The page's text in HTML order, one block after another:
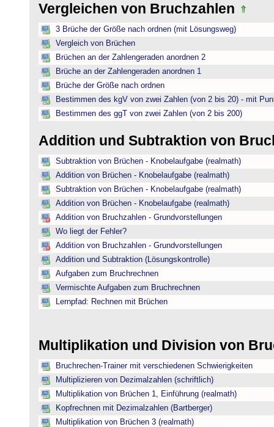
Vergleichen von Bruchzahlen
3 Brüche der Größe nach ordnen (mit Lösungsweg)
Vergleich von Brüchen
Brüchen an der Zahlengeraden anordnen 2
Brüche an der Zahlengeraden anordnen 1
Brüche der Größe nach ordnen
Bestimmen des kgV von zwei Zahlen (von 2 bis 20) - mit
Bestimmen des ggT von zwei Zahlen (von 2 bis 200)
Addition und Subtraktion von
Subtraktion von Brüchen - Knobelaufgabe (realmath)
Addition von Brüchen - Knobelaufgabe (realmath)
Subtraktion von Brüchen - Knobelaufgabe (realmath)
Addition von Brüchen - Knobelaufgabe (realmath)
Addition von Bruchzahlen - Grundvorstellungen
Wo liegt der Fehler?
Addition von Bruchzahlen - Grundvorstellungen
Addition und Subtraktion (Lösungskontrolle)
Aufgaben zum Bruchrechnen
Vermischte Aufgaben zum Bruchrechnen
Lernpfad: Rechnen mit Brüchen
Multiplikation und Division von
Bruchrechen-Trainer mit verschiedenen Schwierigkeiten
Multiplizieren von Dezimalzahlen (schriftlich)
Multiplikation von Brüchen 1, Einführung (realmath)
Kopfrechnen mit Dezimalzahlen (Bartberger)
Multiplikation von Brüchen 3 (realmath)